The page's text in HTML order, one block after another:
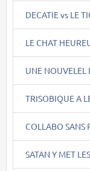
DECATIE vs LE
LE CHAT
UNE NOUVELEL
TRISOBIQUE A
COLLABO SANS
SATAN Y MET